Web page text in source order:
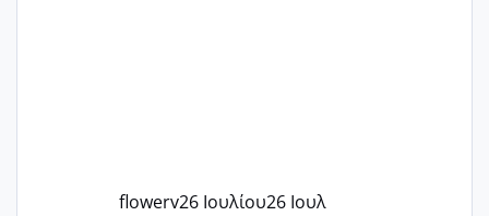
flowerv26 Ιουλίου26 Ιουλ